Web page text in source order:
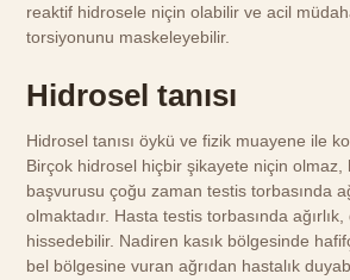
reaktif hidrosele niçin olabilir ve acil
torsiyonunu maskeleyebilir.
Hidrosel tanısı
Hidrosel tanısı öykü ve fizik muayene ile
Birçok hidrosel hiçbir şikayete niçin olmaz,
başvurusu çoğu zaman testis torbasında
olmaktadır. Hasta testis torbasında
hissedebilir. Nadiren kasık bölgesinde
bel bölgesine vuran ağrıdan hastalık